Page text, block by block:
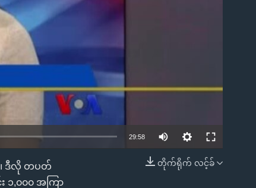
EMBED
29:58
တိုက်ရိုက် လင့်ခ်
၊ ဒီလို တပတ်
၁,၀၀၀ အကြာ